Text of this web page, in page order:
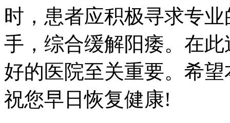
时，患者应积极寻求专
手，综合缓解阳痿。在
好的医院至关重要。希
祝您早日恢复健康!